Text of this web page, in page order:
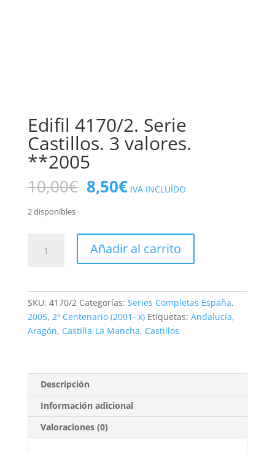
Edifil 4170/2. Serie
Castillos. 3 valores.
**2005
10,00€ El
precio
era:
10,00€.
8,50€El
precio
es:
8,50€.
IVA INCLUÍDO
2 disponibles
4170/2.
**2005
cantidad
Añadir al carrito
SKU: 4170/2 Categorías: Series Completas España,
2005, 2º Centenario (2001- x) Etiquetas: Andalucía,
Aragón, Castilla-La Mancha, Castillos
Descripción
Información adicional
Valoraciones (0)